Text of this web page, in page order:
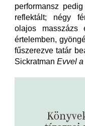
performansz
reflektált; négy
olajos masszázs
értelemben,
fűszerezve tatár
Sickratman Evvel